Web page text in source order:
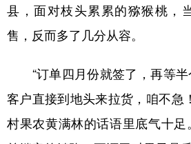
广东 广西
四川 贵州
陕西 甘肃 青
新疆 内蒙古 黑
县，面对枝头累累的猕猴桃，
售，反而多了几分从容。
“订单四月份就签了，再等半
客户直接到地头来拉货，咱不急
村果农黄满林的话语里底气十